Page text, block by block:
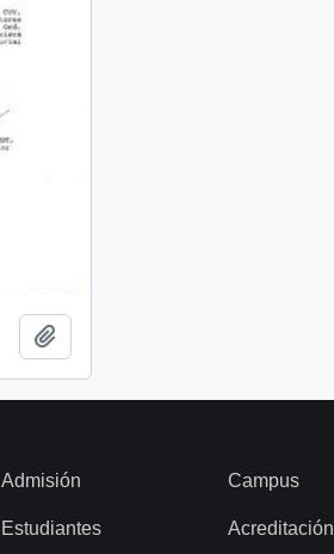
Admisión
Estudiantes
Campus
Acreditación